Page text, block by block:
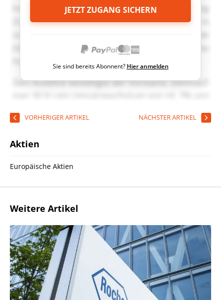
JETZT ZUGANG SICHERN
Sie sind bereits Abonnent? Hier anmelden
VORHERIGER ARTIKEL NÄCHSTER ARTIKEL
Aktien
Europäische Aktien
Weitere Artikel